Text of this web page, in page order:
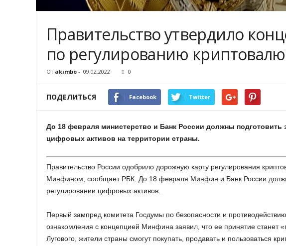
Правительство утвердило
по регулированию
От akimbo - 09.02.2022 0
ПОДЕЛИТЬСЯ Facebook Twitter
До 18 февраля министерство и Банк России должны подготовить
цифровых активов на территории страны.
Правительство России одобрило дорожную карту регулирования
Минфином, сообщает РБК. До 18 февраля Минфин и Банк России
регулировании цифровых активов.
Первый зампред комитета Госдумы по безопасности и
ознакомления с концепцией Минфина заявил, что ее принятие станет
Лугового, жители страны смогут покупать, продавать и пользоваться